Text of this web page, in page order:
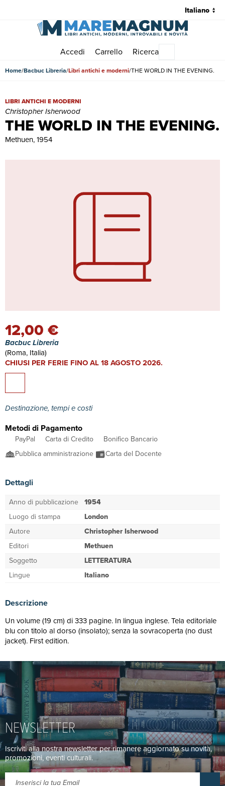
Accedi Carrello Ricerca
Home Bacbuc Libreria Libri antichi e moderni THE WORLD IN THE EVENING.
THE WORLD IN THE EVENING.
THE WORLD IN THE EVENING. | Libri antichi e moderni |
LIBRI ANTICHI E MODERNI
Christopher Isherwood
Methuen, 1954
12,00 €
Bacbuc Libreria
(Roma, Italia)
CHIUSI PER FERIE FINO AL 18 AGOSTO 2026.
Destinazione, tempi e costi
Metodi di Pagamento
PayPal Carta di Credito
Bonifico Bancario
Pubblica amministrazione
Carta del Docente
Dettagli
Anno di pubblicazione 1954
Luogo di stampa
London
Autore
Christopher Isherwood
Editori
Methuen
Soggetto
LETTERATURA
Lingue
Italiano
Descrizione
Un volume (19 cm) di 333 pagine. In lingua inglese. Tela editoriale
blu con titolo al dorso (insolato); senza la sovracoperta (no dust
jacket). First edition.
NEWSLETTER
Iscriviti alla nostra newsletter per rimanere aggiornato su novità,
promozioni, eventi culturali.